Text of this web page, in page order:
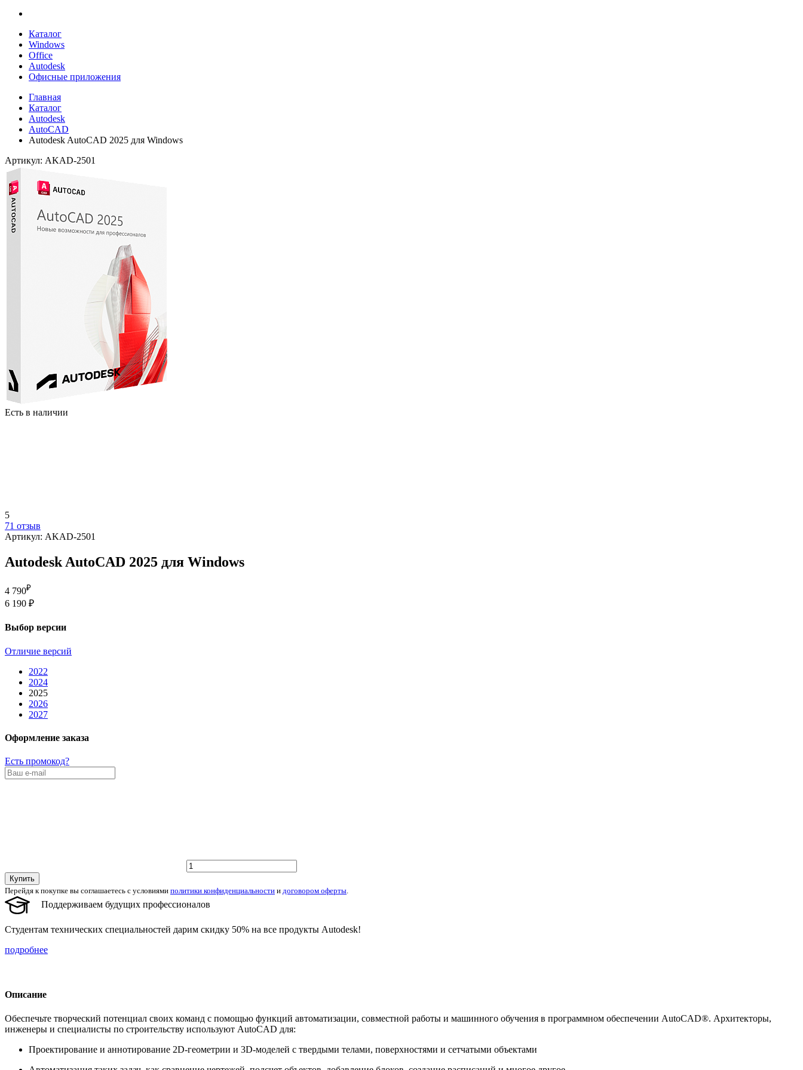
Каталог
Windows
Office
Autodesk
Офисные приложения
Главная
Каталог
Autodesk
AutoCAD
Autodesk AutoCAD 2025 для Windows
Артикул: AKAD-2501
Есть в наличии
5
71 отзыв
Артикул: AKAD-2501
Autodesk AutoCAD 2025 для Windows
4 790₽
6 190 ₽
Выбор версии
Отличие версий
2022
2024
2025
2026
2027
Оформление заказа
Есть промокод?
Купить
Перейдя к покупке вы соглашаетесь с условиями политики конфиденциальности и договором оферты.
Поддерживаем будущих профессионалов
Студентам технических специальностей дарим скидку 50% на все продукты Autodesk!
подробнее
Описание
Обеспечьте творческий потенциал своих команд с помощью функций автоматизации, совместной работы и машинного обучения в программном обеспечении AutoCAD®. Архитекторы,
инженеры и специалисты по строительству используют AutoCAD для:
Проектирование и аннотирование 2D-геометрии и 3D-моделей с твердыми телами, поверхностями и сетчатыми объектами